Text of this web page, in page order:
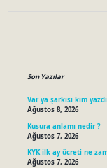
Son Yazılar
Var ya şarkısı kim
Ağustos 8, 2026
Kusura anlamı nedir ?
Ağustos 7, 2026
KYK ilk ay ücreti ne
Ağustos 7, 2026